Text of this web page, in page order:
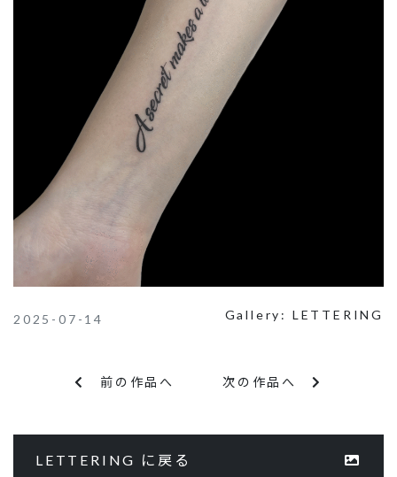
2025-07-14 Gallery: LETTERING
前の作品へ 次の作品へ
LETTERING に戻る